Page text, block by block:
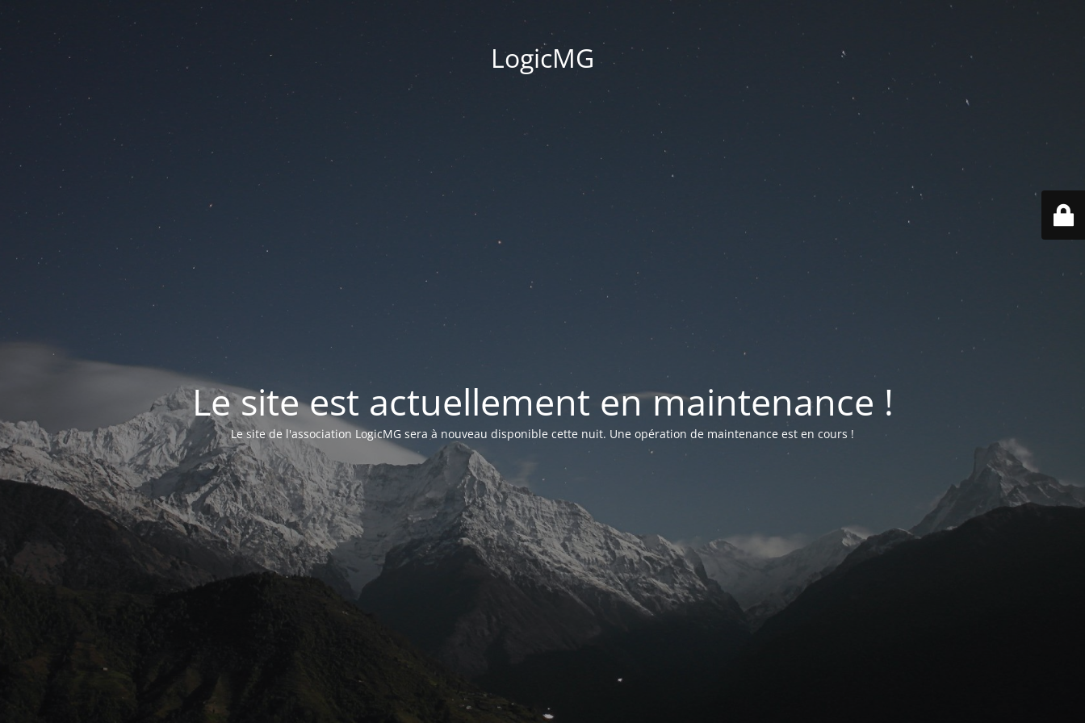
LogicMG
Le site est actuellement en maintenance !
Le site de l'association LogicMG sera à nouveau disponible cette nuit. Une opération de maintenance est en cours !